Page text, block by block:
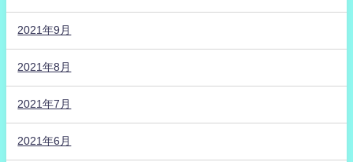
2021年9月
2021年8月
2021年7月
2021年6月